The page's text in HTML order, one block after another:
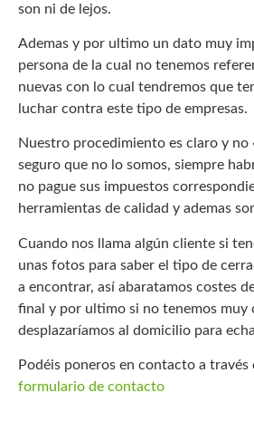
son ni de lejos.
Ademas y por ultimo un dato muy
persona de la cual no tenemos
nuevas con lo cual tendremos que
luchar contra este tipo de empresas.
Nuestro procedimiento es claro y no
seguro que no lo somos, siempre
no pague sus impuestos
herramientas de calidad y ademas
Cuando nos llama algún cliente si
unas fotos para saber el tipo de
a encontrar, así abaratamos costes
final y por ultimo si no tenemos muy
desplazaríamos al domicilio para
Podéis poneros en contacto a
formulario de contacto